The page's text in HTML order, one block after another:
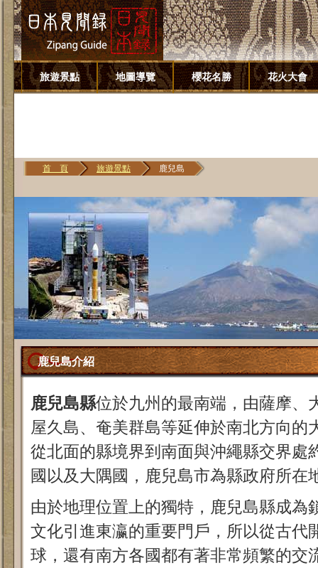
旅遊景點 地圖導覽 櫻花名勝 花火大會
首 頁 旅遊景點 鹿兒島
鹿兒島介紹
鹿兒島縣位於九州的最南端，由薩摩、
屋久島、奄美群島等延伸於南北方向的
從北面的縣境界到南面與沖繩縣交界處
國以及大隅國，鹿兒島市為縣政府所在
由於地理位置上的獨特，鹿兒島縣成為
文化引進東瀛的重要門戶，所以從古代
球，還有南方各國都有著非常頻繁的交